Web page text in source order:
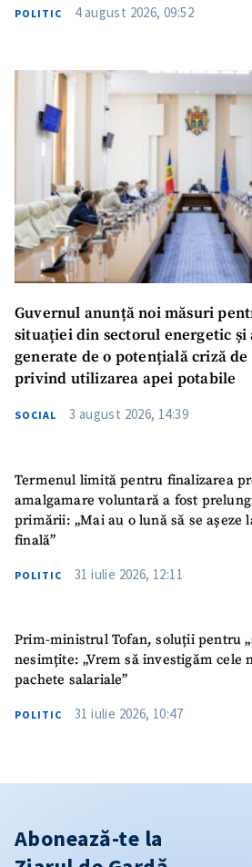
POLITIC 4 august 2026, 09:52
Guvernul anunță noi măsuri
situației din sectorul energetic
generate de o potențială criză
privind utilizarea apei potabile
SOCIAL 3 august 2026, 14:39
Termenul limită pentru finalizarea
amalgamare voluntară a fost
primării: „Mai au o lună să se așeze
finală”
POLITIC 31 iulie 2026, 12:11
Prim-ministrul Tofan, soluții pentru
nesimțite: „Vrem să investigăm cele
pachete salariale”
POLITIC 31 iulie 2026, 10:47
Abonează-te la